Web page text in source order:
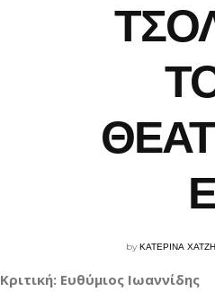
byΚΑΤΕΡΙΝΑ
Κριτική: Ευθύμιος Ιωαννίδης